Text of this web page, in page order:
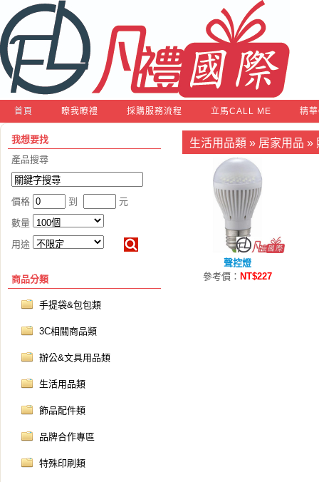
首頁 瞭我瞭禮 採購服務流程 立馬CALL ME 精
我想要找
產品搜尋
價格 到
元
數量
用途
商品分類
手提袋&包包類
3C相關商品類
辦公&文具用品類
生活用品類
飾品配件類
品牌合作專區
特殊印刷類
生活用品類 » 居家用品 »
聲控燈
參考價： NT$227